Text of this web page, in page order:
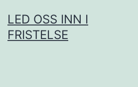
to
content
LED OSS INN I
FRISTELSE